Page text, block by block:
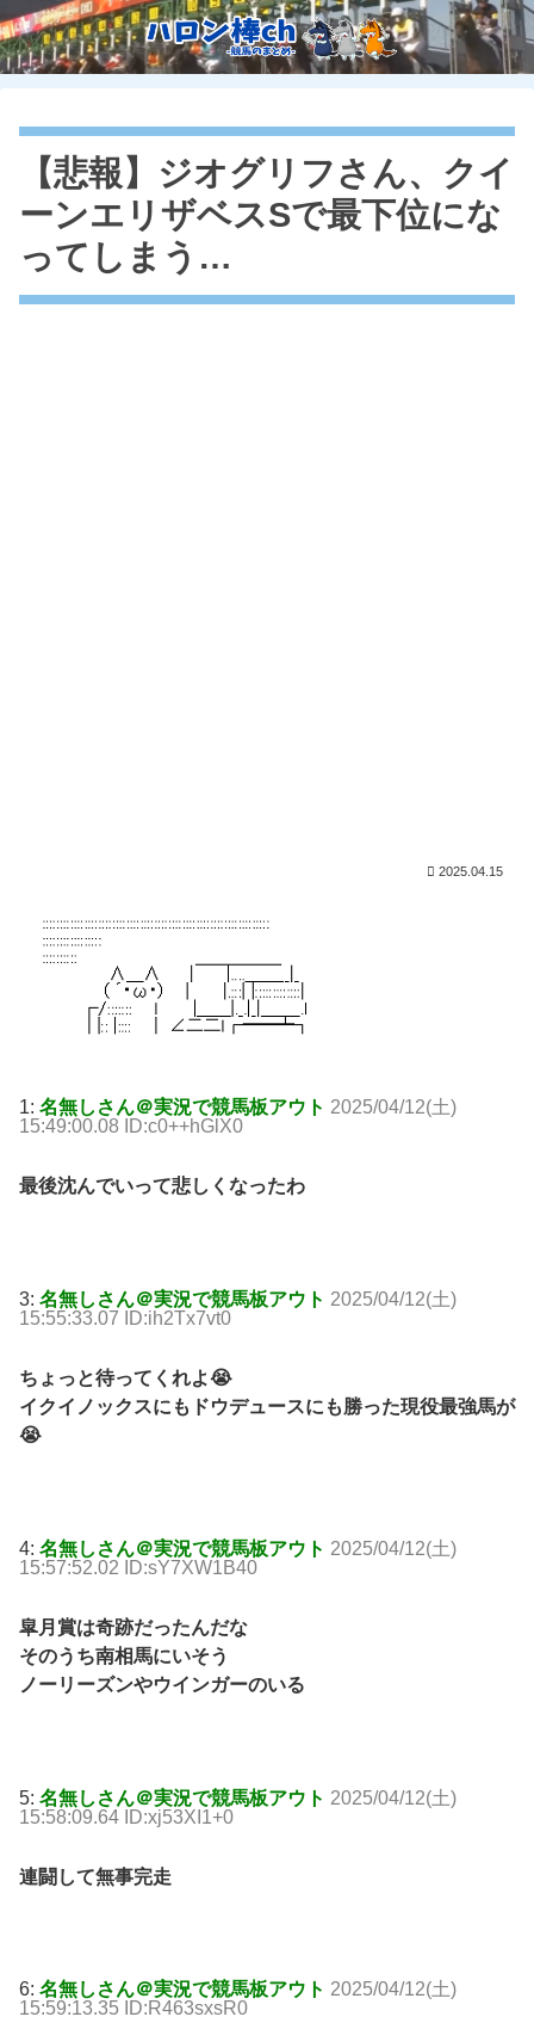
【悲報】ジオグリフさん、クイ
ーンエリザベスSで最下位にな
ってしまう…
2025.04.15
1: 名無しさん＠実況で競馬板アウト 2025/04/12(土)
15:49:00.08 ID:c0++hGlX0
最後沈んでいって悲しくなったわ
3: 名無しさん＠実況で競馬板アウト 2025/04/12(土)
15:55:33.07 ID:ih2Tx7vt0
ちょっと待ってくれよ😭
イクイノックスにもドウデュースにも勝った現役最強馬が
😭
4: 名無しさん＠実況で競馬板アウト 2025/04/12(土)
15:57:52.02 ID:sY7XW1B40
皐月賞は奇跡だったんだな
そのうち南相馬にいそう
ノーリーズンやウインガーのいる
5: 名無しさん＠実況で競馬板アウト 2025/04/12(土)
15:58:09.64 ID:xj53XI1+0
連闘して無事完走
6: 名無しさん＠実況で競馬板アウト 2025/04/12(土)
15:59:13.35 ID:R463sxsR0